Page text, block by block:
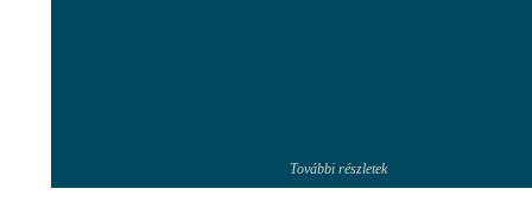
További részletek